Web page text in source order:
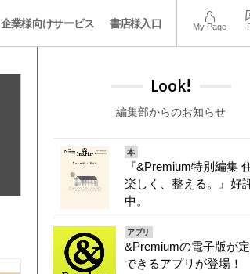
企業様向けサービス 書店様入口 My Page
Look!
編集部からのお知らせ
本
『&Premium特別編集
楽しく、整える。』好
中。
アプリ
&Premiumの電子版が
できるアプリが登場！